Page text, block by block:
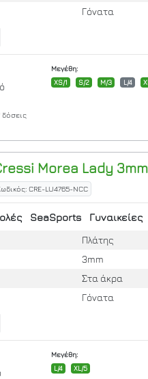
Γόνατα
δόσεις
Μεγέθη:
XS/1
S/2 M/3 L/4
Morea Lady 3mm
CRE-LU4765-NCC
SeaSports Γυναικείες
Πλάτης
3mm
Στα άκρα
Γόνατα
Μεγέθη:
L/4
XL/5